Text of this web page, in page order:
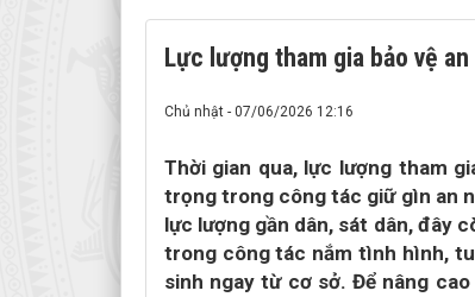
Lực lượng tham gia bảo vệ
Chủ nhật - 07/06/2026 12:16
Thời gian qua, lực lượng tham
trọng trong công tác giữ gìn an
lực lượng gần dân, sát dân, đây
trong công tác nắm tình hình,
sinh ngay từ cơ sở. Để nâng